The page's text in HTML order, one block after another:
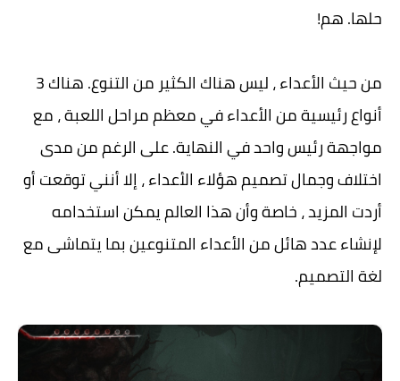
حلها. هم!
من حيث الأعداء ، ليس هناك الكثير من التنوع. هناك 3
أنواع رئيسية من الأعداء في معظم مراحل اللعبة ، مع
مواجهة رئيس واحد في النهاية. على الرغم من مدى
اختلاف وجمال تصميم هؤلاء الأعداء ، إلا أنني توقعت أو
أردت المزيد ، خاصة وأن هذا العالم يمكن استخدامه
لإنشاء عدد هائل من الأعداء المتنوعين بما يتماشى مع
لغة التصميم.